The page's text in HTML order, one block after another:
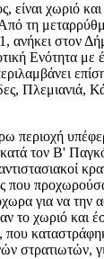
είναι χωριό
τη
ανήκει στον
Ενότητα με
Πλεμιανιά,
περιοχή
κατά τον Β'
που
για να την
το χωριό και
στρατιωτών,